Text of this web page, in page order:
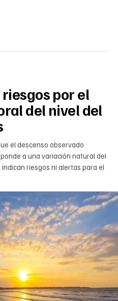
por el
del nivel del
el descenso observado
a una variación natural del
riesgos ni alertas para el